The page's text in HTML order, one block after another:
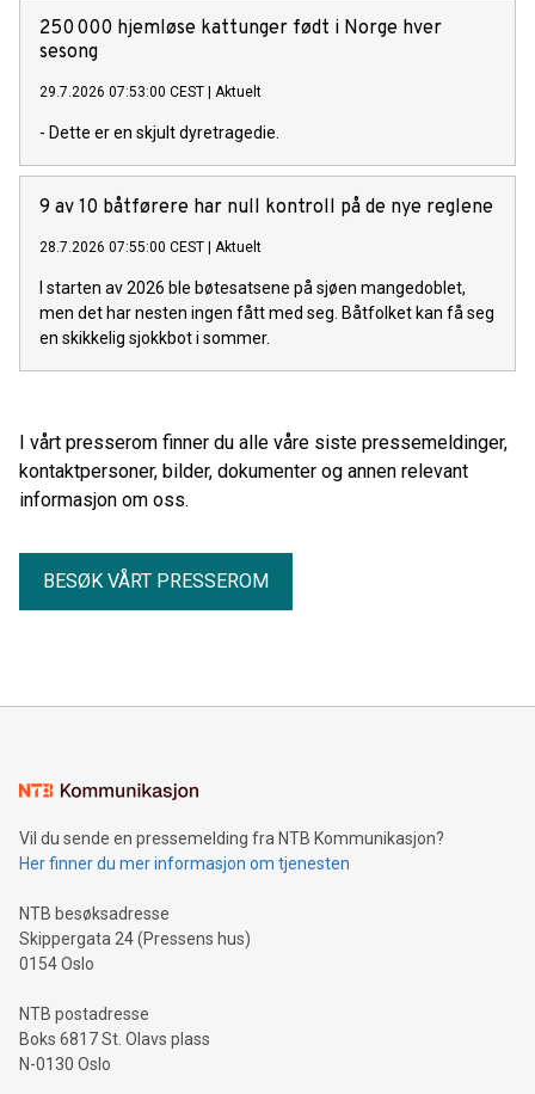
250 000 hjemløse kattunger født i Norge hver
sesong
29.7.2026 07:53:00 CEST | Aktuelt
- Dette er en skjult dyretragedie.
9 av 10 båtførere har null kontroll på de nye reglene
28.7.2026 07:55:00 CEST | Aktuelt
I starten av 2026 ble bøtesatsene på sjøen mangedoblet,
men det har nesten ingen fått med seg. Båtfolket kan få seg
en skikkelig sjokkbot i sommer.
I vårt presserom finner du alle våre siste pressemeldinger,
kontaktpersoner, bilder, dokumenter og annen relevant
informasjon om oss.
BESØK VÅRT PRESSEROM
Vil du sende en pressemelding fra NTB Kommunikasjon?
Her finner du mer informasjon om tjenesten
NTB besøksadresse
Skippergata 24 (Pressens hus)
0154 Oslo
NTB postadresse
Boks 6817 St. Olavs plass
N-0130 Oslo